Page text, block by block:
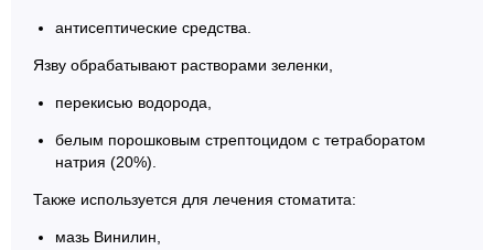
антисептические средства.
Язву обрабатывают растворами зеленки,
перекисью водорода,
белым порошковым стрептоцидом с тетраборатом
натрия (20%).
Также используется для лечения стоматита:
мазь Винилин,